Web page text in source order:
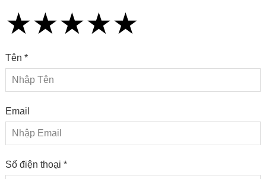
★
★★
★★★
★★★★
★★★★★
Tên *
Email
Số điện thoại *